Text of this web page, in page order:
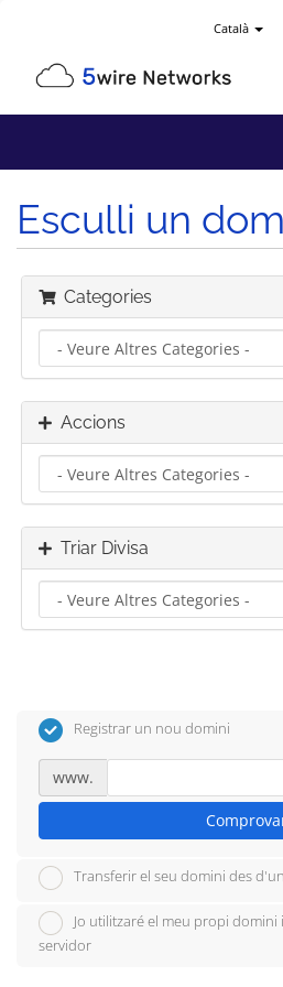
Català
Esculli un
Categories
Accions
Triar Divisa
Registrar un nou domini
www.
Transferir el seu domini des
Jo utilitzaré el meu propi
servidor